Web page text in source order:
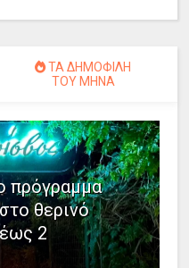
ΤΑ ΔΗΜΟΦΙΛΗ
ΤΟΥ ΜΗΝΑ
πρόγραμμα
θερινό
2